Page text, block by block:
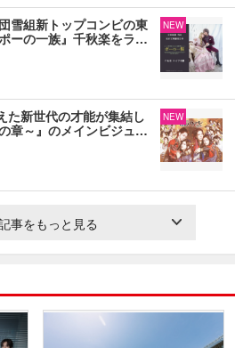
雪組新トップコンビの東
ーの一族』千秋楽をラ…
NEW
た新世代の才能が集結し
章～』のメインビジュ…
NEW
事をもっと見る